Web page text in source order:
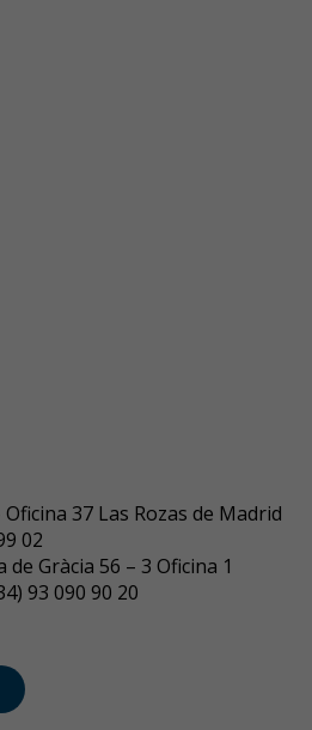
Oficina 37 Las Rozas de Madrid
02
de Gràcia 56 – 3 Oficina 1
93 090 90 20